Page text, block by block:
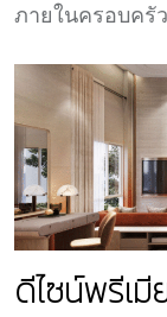
ภายในครอบครัว
ดีไซน์พรีเมี